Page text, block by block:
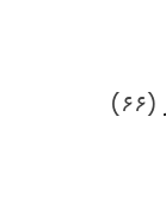
(۶۶)